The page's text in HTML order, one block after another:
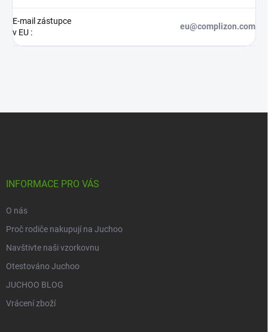
E-mail zástupce
v EU :
eu@complizon.com
INFORMACE PRO VÁS
O nás
Proč rodiče nakupují na Juchoo
Navštivte naši vzorkovnu
Otestováno Juchoo
JUCHOO BLOG
Vrácení zboží